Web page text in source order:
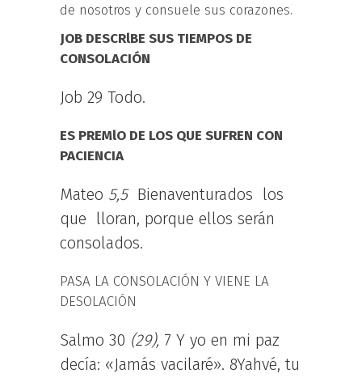
de nosotros y consuele sus corazones.
JOB DESCRlBE SUS TIEMPOS DE
CONSOLACIÓN
Job 29 Todo.
ES PREMlO DE LOS QUE SUFREN CON
PACIENCIA
Mateo 5,5 Bienaventurados los
que lloran, porque ellos serán
consolados.
PASA LA CONSOLACIÓN Y VIENE LA
DESOLACIÓN
Salmo 30 (29), 7 Y yo en mi paz
decía: «Jamás vacilaré». 8Yahvé, tu